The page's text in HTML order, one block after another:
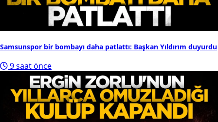
Samsunspor bir bombayı daha patlattı: Başkan Yıldırım duyurdu
9 saat önce